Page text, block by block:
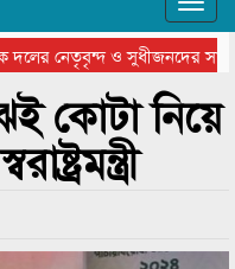
নেতৃবৃন্দ ও সুধীজনদের সাথে
গ্রুপ থিয়েটার
কোটা নিয়ে